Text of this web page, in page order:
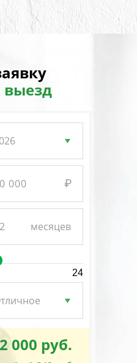
выезд
24
000 руб.